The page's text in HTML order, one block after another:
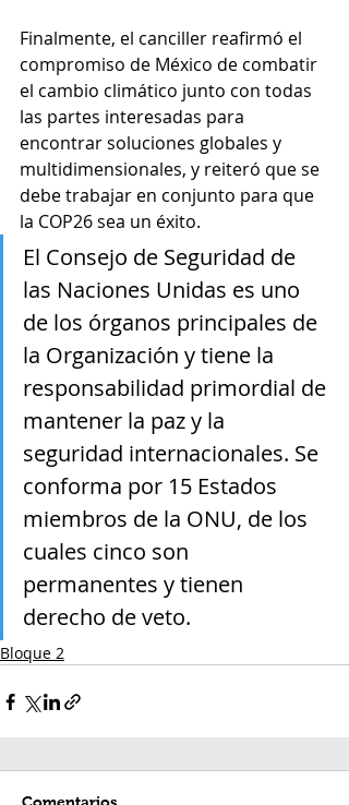
Finalmente, el canciller reafirmó el
compromiso de México de combatir
el cambio climático junto con todas
las partes interesadas para
encontrar soluciones globales y
multidimensionales, y reiteró que se
debe trabajar en conjunto para que
la COP26 sea un éxito.
El Consejo de Seguridad de
las Naciones Unidas es uno
de los órganos principales de
la Organización y tiene la
responsabilidad primordial de
mantener la paz y la
seguridad internacionales. Se
conforma por 15 Estados
miembros de la ONU, de los
cuales cinco son
permanentes y tienen
derecho de veto.
Bloque 2